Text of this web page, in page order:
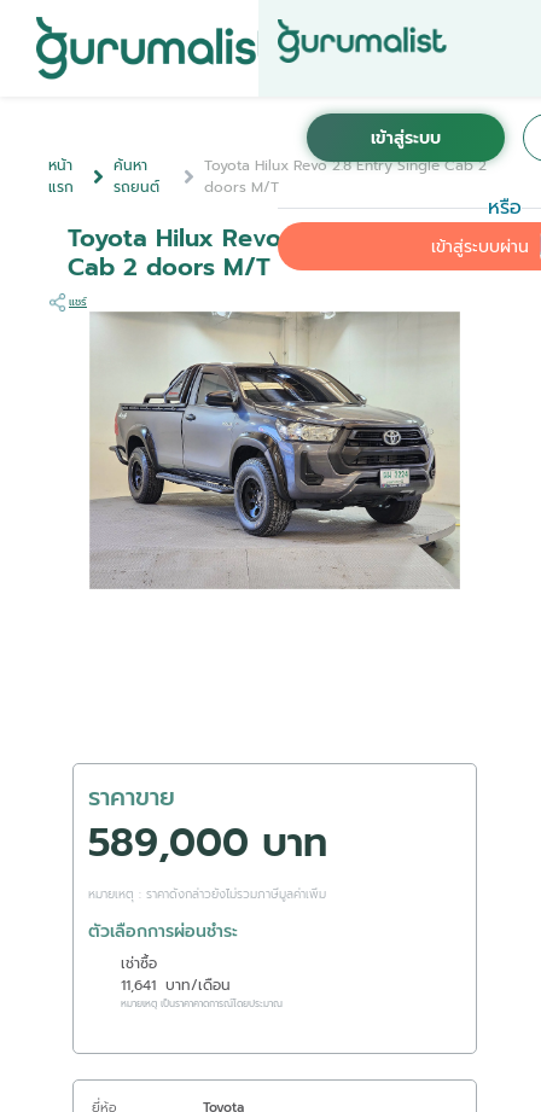
หรือ
เข้าสู่ระบบผ่าน
หน้า
แรก
ค้นหา
รถยนต์
Toyota Hilux Revo 2.8 Entry Single Cab 2
doors M/T
Toyota Hilux Revo 2.8 Entry Single
Cab 2 doors M/T
แชร์
ราคาขาย
589,000 บาท
หมายเหตุ : ราคาดังกล่าวยังไม่รวมภาษีมูลค่าเพิ่ม
ตัวเลือกการผ่อนชำระ
เช่าซื้อ
11,641 บาท/เดือน
หมายเหตุ เป็นราคาคาดการณ์โดยประมาณ
ยี่ห้อ
Toyota